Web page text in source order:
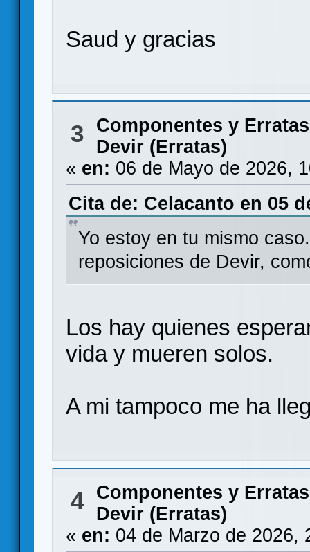
Saud y gracias
3 Componentes y Erratas
Devir (Erratas)
« en: 06 de Mayo de 2026,
Cita de: Celacanto en 05
Yo estoy en tu mismo
reposiciones de Devir,
Los hay quienes
vida y mueren solos.
A mi tampoco me ha
4 Componentes y Erratas
Devir (Erratas)
« en: 04 de Marzo de 2026,